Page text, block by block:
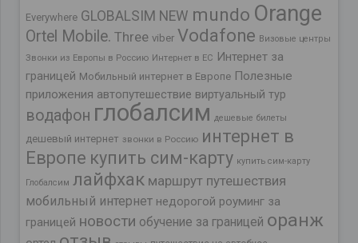
Everywhere GLOBALSIM NEW mundo Orange
Ortel Mobile. Three viber Vodafone Визовые центры
Звонки из Европы в Россию Интернет в ЕС Интернет за
границей Мобильный интернет в Европе Полезные
приложения автопутешествие виртуальный тур
водафон глобалсим дешевые билеты
дешевый интернет звонки в Россию интернет в
Европе купить сим-карту купить сим-карту
Глобалсим лайфхак маршрут путешествия
мобильный интернет недорогой роуминг за
границей новости обучение за границей оранж